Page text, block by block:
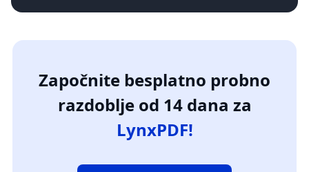
Započnite besplatno probno
razdoblje od 14 dana za
LynxPDF!